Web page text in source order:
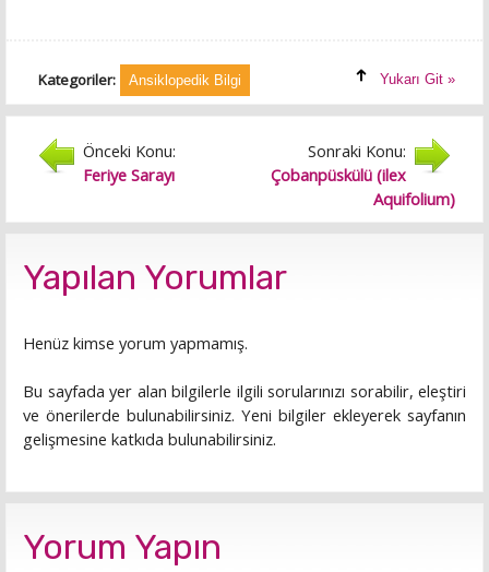
Kategoriler: Ansiklopedik Bilgi Yukarı Git »
Önceki Konu:
Feriye Sarayı
Sonraki Konu:
Çobanpüskülü (ilex
Aquifolium)
Yapılan Yorumlar
Henüz kimse yorum yapmamış.
Bu sayfada yer alan bilgilerle ilgili sorularınızı sorabilir, eleştiri
ve önerilerde bulunabilirsiniz. Yeni bilgiler ekleyerek sayfanın
gelişmesine katkıda bulunabilirsiniz.
Yorum Yapın